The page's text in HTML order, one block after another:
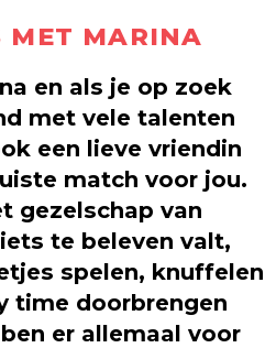
MET MARINA
en als je op zoek
met vele talenten
een lieve vriendin
match voor jou.
gezelschap van
te beleven valt,
spelen, knuffelen
time doorbrengen
er allemaal voor